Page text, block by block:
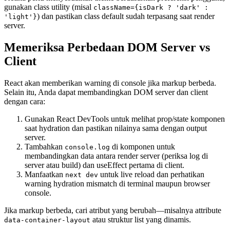
gunakan class utility (misal className={isDark ? 'dark' :
'light'}) dan pastikan class default sudah terpasang saat render
server.
Memeriksa Perbedaan DOM Server vs
Client
React akan memberikan warning di console jika markup berbeda.
Selain itu, Anda dapat membandingkan DOM server dan client
dengan cara:
Gunakan React DevTools untuk melihat prop/state komponen
saat hydration dan pastikan nilainya sama dengan output
server.
Tambahkan console.log di komponen untuk
membandingkan data antara render server (periksa log di
server atau build) dan useEffect pertama di client.
Manfaatkan next dev untuk live reload dan perhatikan
warning hydration mismatch di terminal maupun browser
console.
Jika markup berbeda, cari atribut yang berubah—misalnya attribute
data-container-layout atau struktur list yang dinamis.